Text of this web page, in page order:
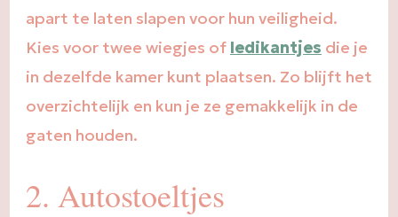
apart te laten slapen voor hun veiligheid.
Kies voor twee wiegjes of ledikantjes die je
in dezelfde kamer kunt plaatsen. Zo blijft het
overzichtelijk en kun je ze gemakkelijk in de
gaten houden.
2. Autostoeltjes